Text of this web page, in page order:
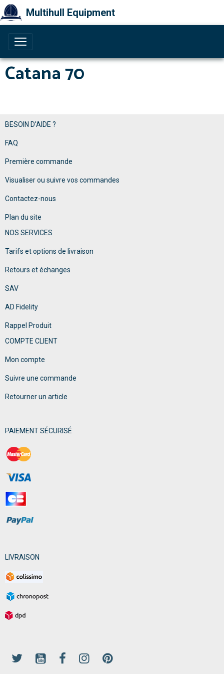
Multihull Equipment
Catana 70
BESOIN D'AIDE ?
FAQ
Première commande
Visualiser ou suivre vos commandes
Contactez-nous
Plan du site
NOS SERVICES
Tarifs et options de livraison
Retours et échanges
SAV
AD Fidelity
Rappel Produit
COMPTE CLIENT
Mon compte
Suivre une commande
Retourner un article
PAIEMENT SÉCURISÉ
LIVRAISON